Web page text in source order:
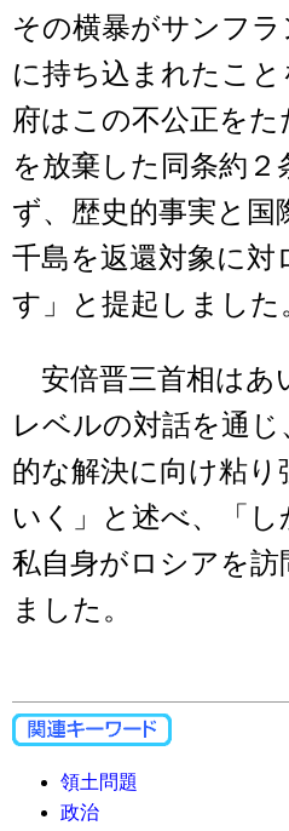
その横暴がサンフ
に持ち込まれたこ
府はこの不公正を
を放棄した同条約
ず、歴史的事実と国
千島を返還対象に
す」と提起しました
安倍晋三首相はあ
レベルの対話を通
的な解決に向け粘
いく」と述べ、「し
私自身がロシアを訪
ました。
領土問題
政治